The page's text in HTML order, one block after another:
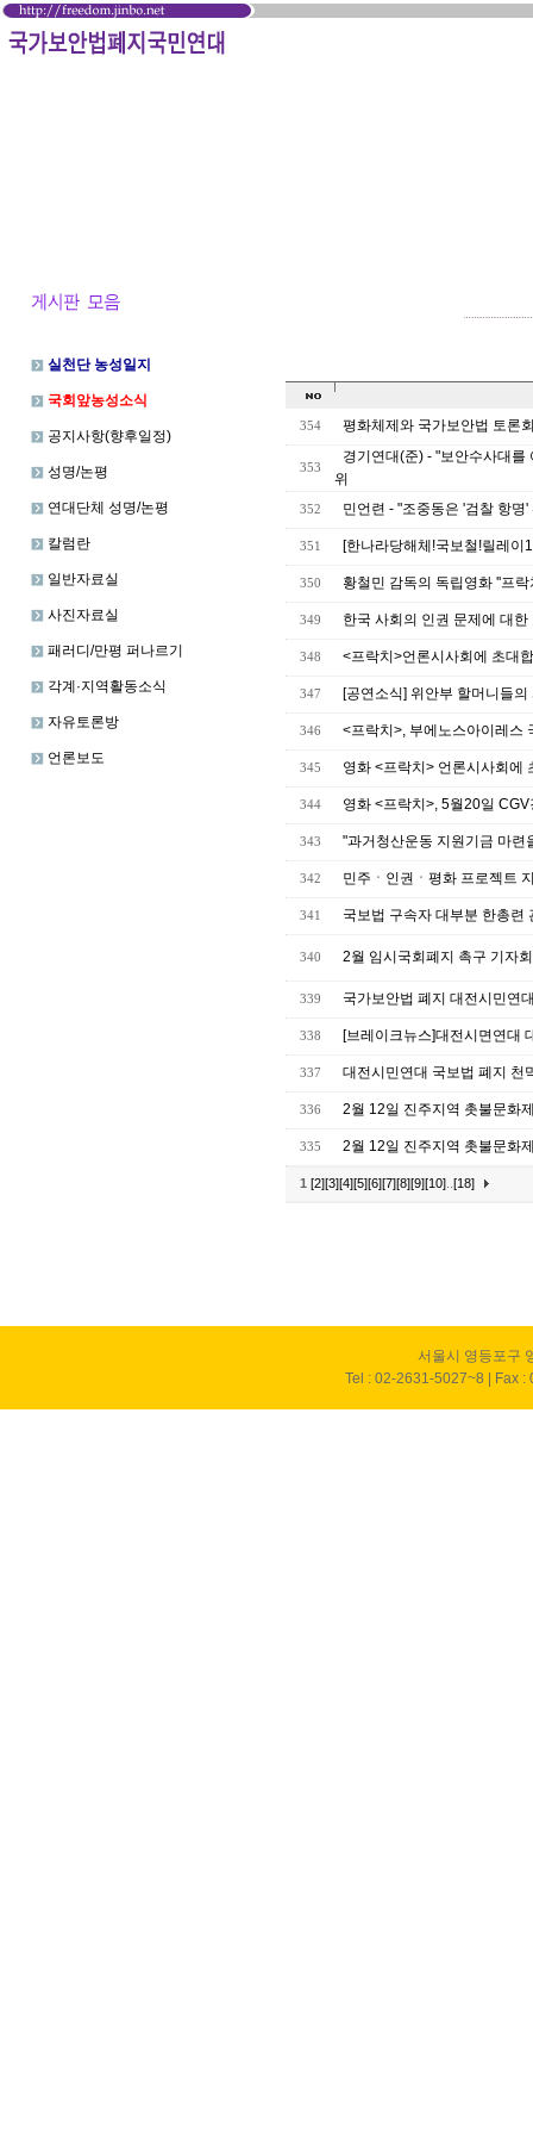
실천단 농성일지
국회앞농성소식
공지사항(향후일정)
성명/논평
연대단체 성명/논평
칼럼란
일반자료실
사진자료실
패러디/만평 퍼나르기
각계·지역활동소식
자유토론방
언론보도
354 평화체제와 국가보안법 토론
353
경기연대(준) - "보안수사대를
위
352 민언련 - "조중동은 '검찰 항명'
351 [한나라당해체!국보철!릴레이
350 황철민 감독의 독립영화 ''프
349 한국 사회의 인권 문제에 대
348 <프락치>언론시사회에 초대
347 [공연소식] 위안부 할머니들의
346 <프락치>, 부에노스아이레스
345 영화 <프락치> 언론시사회에
344 영화 <프락치>, 5월20일
343 "과거청산운동 지원기금 마련
342 민주ㆍ인권ㆍ평화 프로젝트
341 국보법 구속자 대부분 한총련
340 2월 임시국회폐지 촉구 기자
339 국가보안법 폐지 대전시민연
338 [브레이크뉴스]대전시면연대
337 대전시민연대 국보법 폐지 천
336 2월 12일 진주지역 촛불문화
335 2월 12일 진주지역 촛불문화
1 [2][3][4][5][6][7][8][9][10] [18]
서울시 영등포구
Tel : 02-2631-5027~8 | Fax